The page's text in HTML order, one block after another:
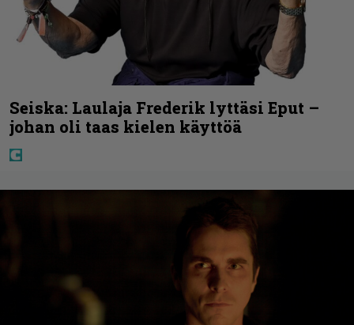
Seiska: Laulaja Frederik lyttäsi Eput –
johan oli taas kielen käyttöä